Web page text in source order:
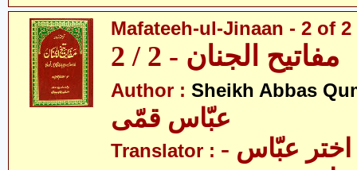
Mafateeh-ul-Jinaan - 2 of 2
مفاتیح الجنان - 2 / 2
Author : Sheikh Abbas
عبّاس قمّی
Translator : اختر عبّاس